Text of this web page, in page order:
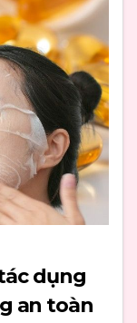
dụng
an toàn